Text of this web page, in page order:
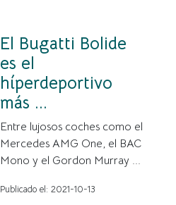
El Bugatti Bolide
es el
híperdeportivo
más ...
Entre lujosos coches como el
Mercedes AMG One, el BAC
Mono y el Gordon Murray ...
Publicado el: 2021-10-13